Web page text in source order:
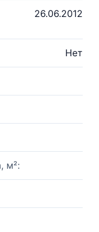
26.06.2012
Нет
м²: